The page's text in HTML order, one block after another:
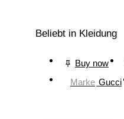
Beliebt in Kleidung
Buy now
Marke Gucci